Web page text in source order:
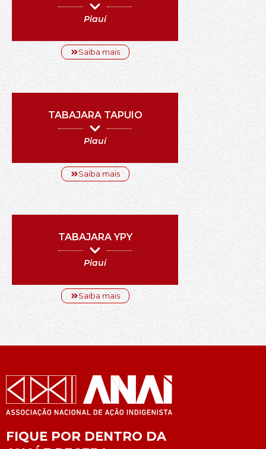
Piauí
Saiba mais
TABAJARA TAPUIO
Piauí
Saiba mais
TABAJARA YPY
Piauí
Saiba mais
FIQUE POR DENTRO DA